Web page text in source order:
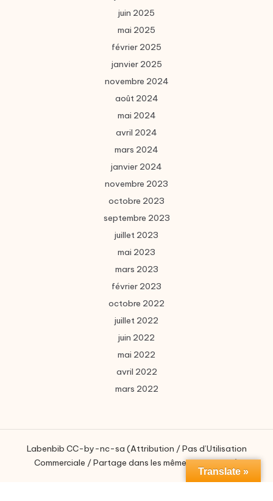
juin 2025
mai 2025
février 2025
janvier 2025
novembre 2024
août 2024
mai 2024
avril 2024
mars 2024
janvier 2024
novembre 2023
octobre 2023
septembre 2023
juillet 2023
mai 2023
mars 2023
février 2023
octobre 2022
juillet 2022
juin 2022
mai 2022
avril 2022
mars 2022
Labenbib CC-by-nc-sa (Attribution / Pas d’Utilisation
Commerciale / Partage dans les mêmes conditions)
Translate »